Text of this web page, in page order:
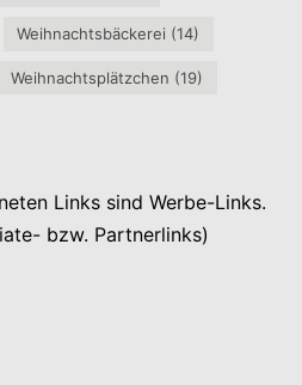
Weihnachtsbäckerei (14)
Weihnachtsplätzchen (19)
Links sind Werbe-Links.
bzw. Partnerlinks)